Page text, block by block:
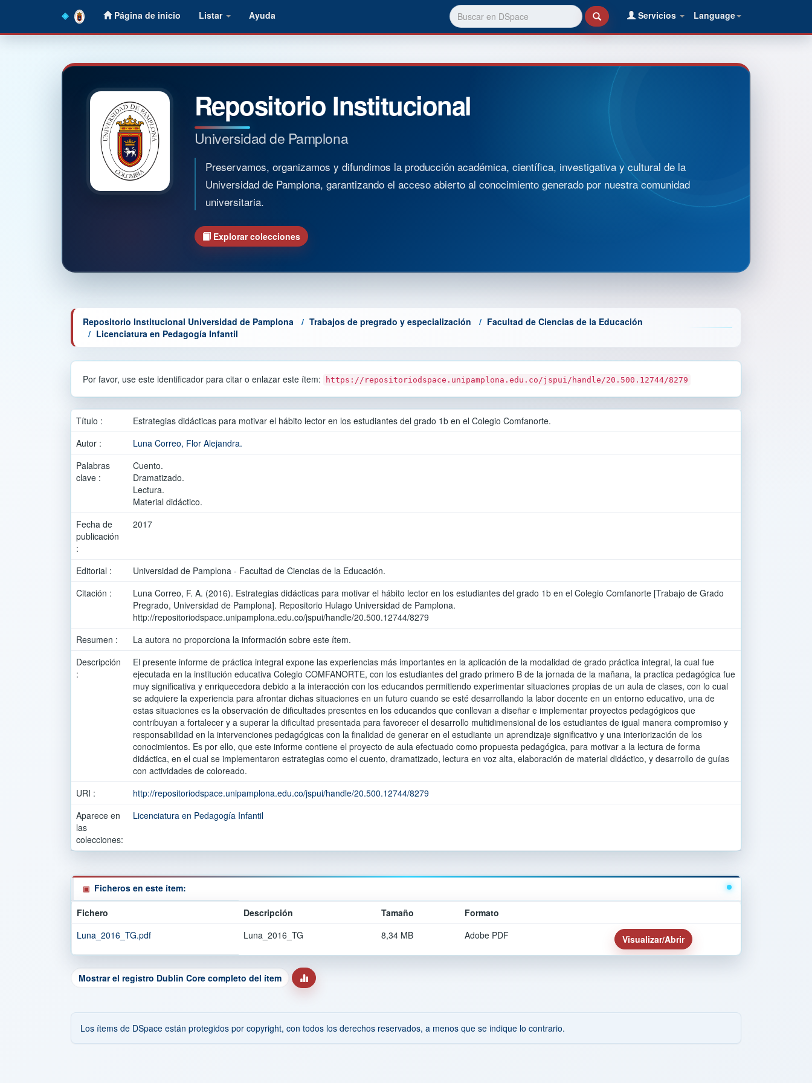
Página de inicio Listar Ayuda Language
Servicios
Repositorio Institucional
Universidad de Pamplona
Preservamos, organizamos y difundimos la producción académica, científica, investigativa y cultural de la
Universidad de Pamplona, garantizando el acceso abierto al conocimiento generado por nuestra comunidad
universitaria.
Explorar colecciones
Repositorio Institucional Universidad de Pamplona Trabajos de pregrado y especialización
Facultad de Ciencias de la Educación
Licenciatura en Pedagogía Infantil
Por favor, use este identificador para citar o enlazar este ítem: https://repositoriodspace.unipamplona.edu.co/jspui/handle/20.500.12744/8279
Título :
Estrategias didácticas para motivar el hábito lector en los estudiantes del grado 1b en el Colegio Comfanorte.
Autor :
Luna Correo, Flor Alejandra.
Palabras
clave :
Cuento.
Dramatizado.
Lectura.
Material didáctico.
Fecha de
publicación
:
2017
Editorial :
Universidad de Pamplona - Facultad de Ciencias de la Educación.
Citación :
Luna Correo, F. A. (2016). Estrategias didácticas para motivar el hábito lector en los estudiantes del grado 1b en el Colegio Comfanorte [Trabajo de Grado
Pregrado, Universidad de Pamplona]. Repositorio Hulago Universidad de Pamplona.
http://repositoriodspace.unipamplona.edu.co/jspui/handle/20.500.12744/8279
Resumen :
La autora no proporciona la información sobre este ítem.
Descripción
:
El presente informe de práctica integral expone las experiencias más importantes en la aplicación de la modalidad de grado práctica integral, la cual fue
ejecutada en la institución educativa Colegio COMFANORTE, con los estudiantes del grado primero B de la jornada de la mañana, la practica pedagógica fue
muy significativa y enriquecedora debido a la interacción con los educandos permitiendo experimentar situaciones propias de un aula de clases, con lo cual
se adquiere la experiencia para afrontar dichas situaciones en un futuro cuando se esté desarrollando la labor docente en un entorno educativo, una de
estas situaciones es la observación de dificultades presentes en los educandos que conllevan a diseñar e implementar proyectos pedagógicos que
contribuyan a fortalecer y a superar la dificultad presentada para favorecer el desarrollo multidimensional de los estudiantes de igual manera compromiso y
responsabilidad en la intervenciones pedagógicas con la finalidad de generar en el estudiante un aprendizaje significativo y una interiorización de los
conocimientos. Es por ello, que este informe contiene el proyecto de aula efectuado como propuesta pedagógica, para motivar a la lectura de forma
didáctica, en el cual se implementaron estrategias como el cuento, dramatizado, lectura en voz alta, elaboración de material didáctico, y desarrollo de guías
con actividades de coloreado.
URI :
http://repositoriodspace.unipamplona.edu.co/jspui/handle/20.500.12744/8279
Aparece en
las
colecciones:
Licenciatura en Pedagogía Infantil
Ficheros en este ítem:
Fichero Descripción Tamaño
Formato
Luna_2016_TG.pdf
Luna_2016_TG 8,34 MB Adobe PDF Visualizar/Abrir
Mostrar el registro Dublin Core completo del ítem
Los ítems de DSpace están protegidos por copyright, con todos los derechos reservados, a menos que se indique lo contrario.